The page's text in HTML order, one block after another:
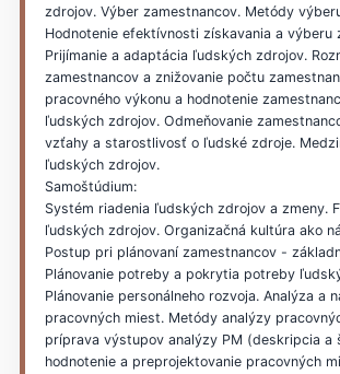
zdrojov. Výber zamestnancov. Metódy
Hodnotenie efektívnosti získavania a výberu
Prijímanie a adaptácia ľudských zdrojov.
zamestnancov a znižovanie počtu
pracovného výkonu a hodnotenie
ľudských zdrojov. Odmeňovanie
vzťahy a starostlivosť o ľudské zdroje.
ľudských zdrojov.
Samoštúdium:
Systém riadenia ľudských zdrojov a zmeny.
ľudských zdrojov. Organizačná kultúra ako
Postup pri plánovaní zamestnancov -
Plánovanie potreby a pokrytia potreby
Plánovanie personálneho rozvoja. Analýza a
pracovných miest. Metódy analýzy
príprava výstupov analýzy PM (deskripcia a
hodnotenie a preprojektovanie pracovných